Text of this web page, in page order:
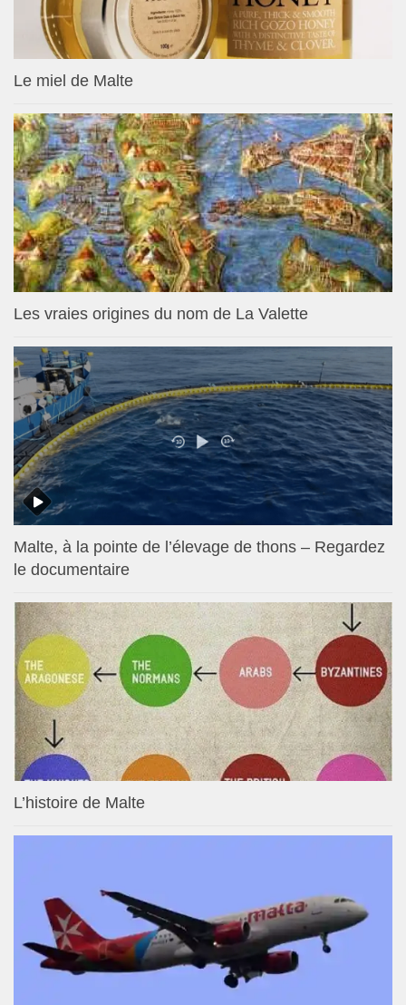
Le miel de Malte
Les vraies origines du nom de La Valette
Malte, à la pointe de l’élevage de thons – Regardez
le documentaire
L’histoire de Malte